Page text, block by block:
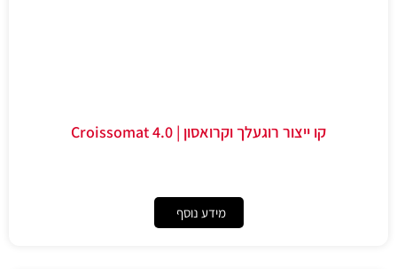
קו ייצור רוגעלך וקרואסון | Croissomat 4.0
מידע נוסף